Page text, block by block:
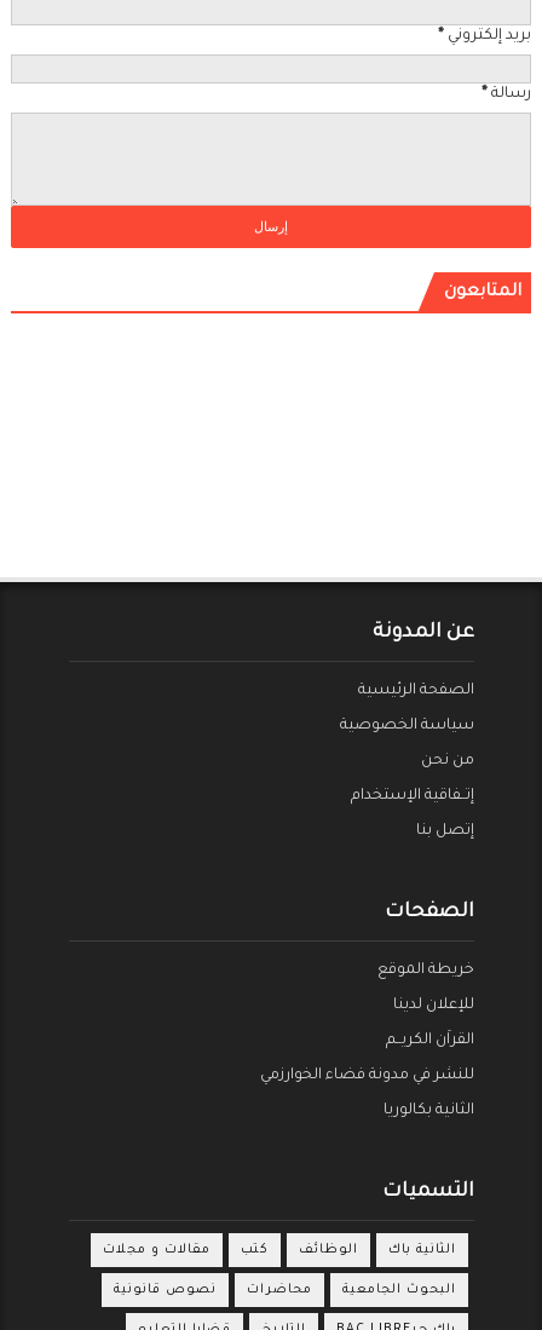
بريد إلكتروني *
رسالة *
المتابعون
عن المدونة
الصفحة الرئيسية
سياسة الخصوصية
من نحن
إتــفاقية الإستخدام
إتصل بنا
الصفحات
خريطة الموقع
للإعلان لدينا
القراَن الكريــم
للنشر في مدونة فضاء الخوارزمي
الثانية بكالوريا
التسميات
الثانية باك الوظائف كتب مقالات و مجلات
البحوث الجامعية محاضرات نصوص قانونية